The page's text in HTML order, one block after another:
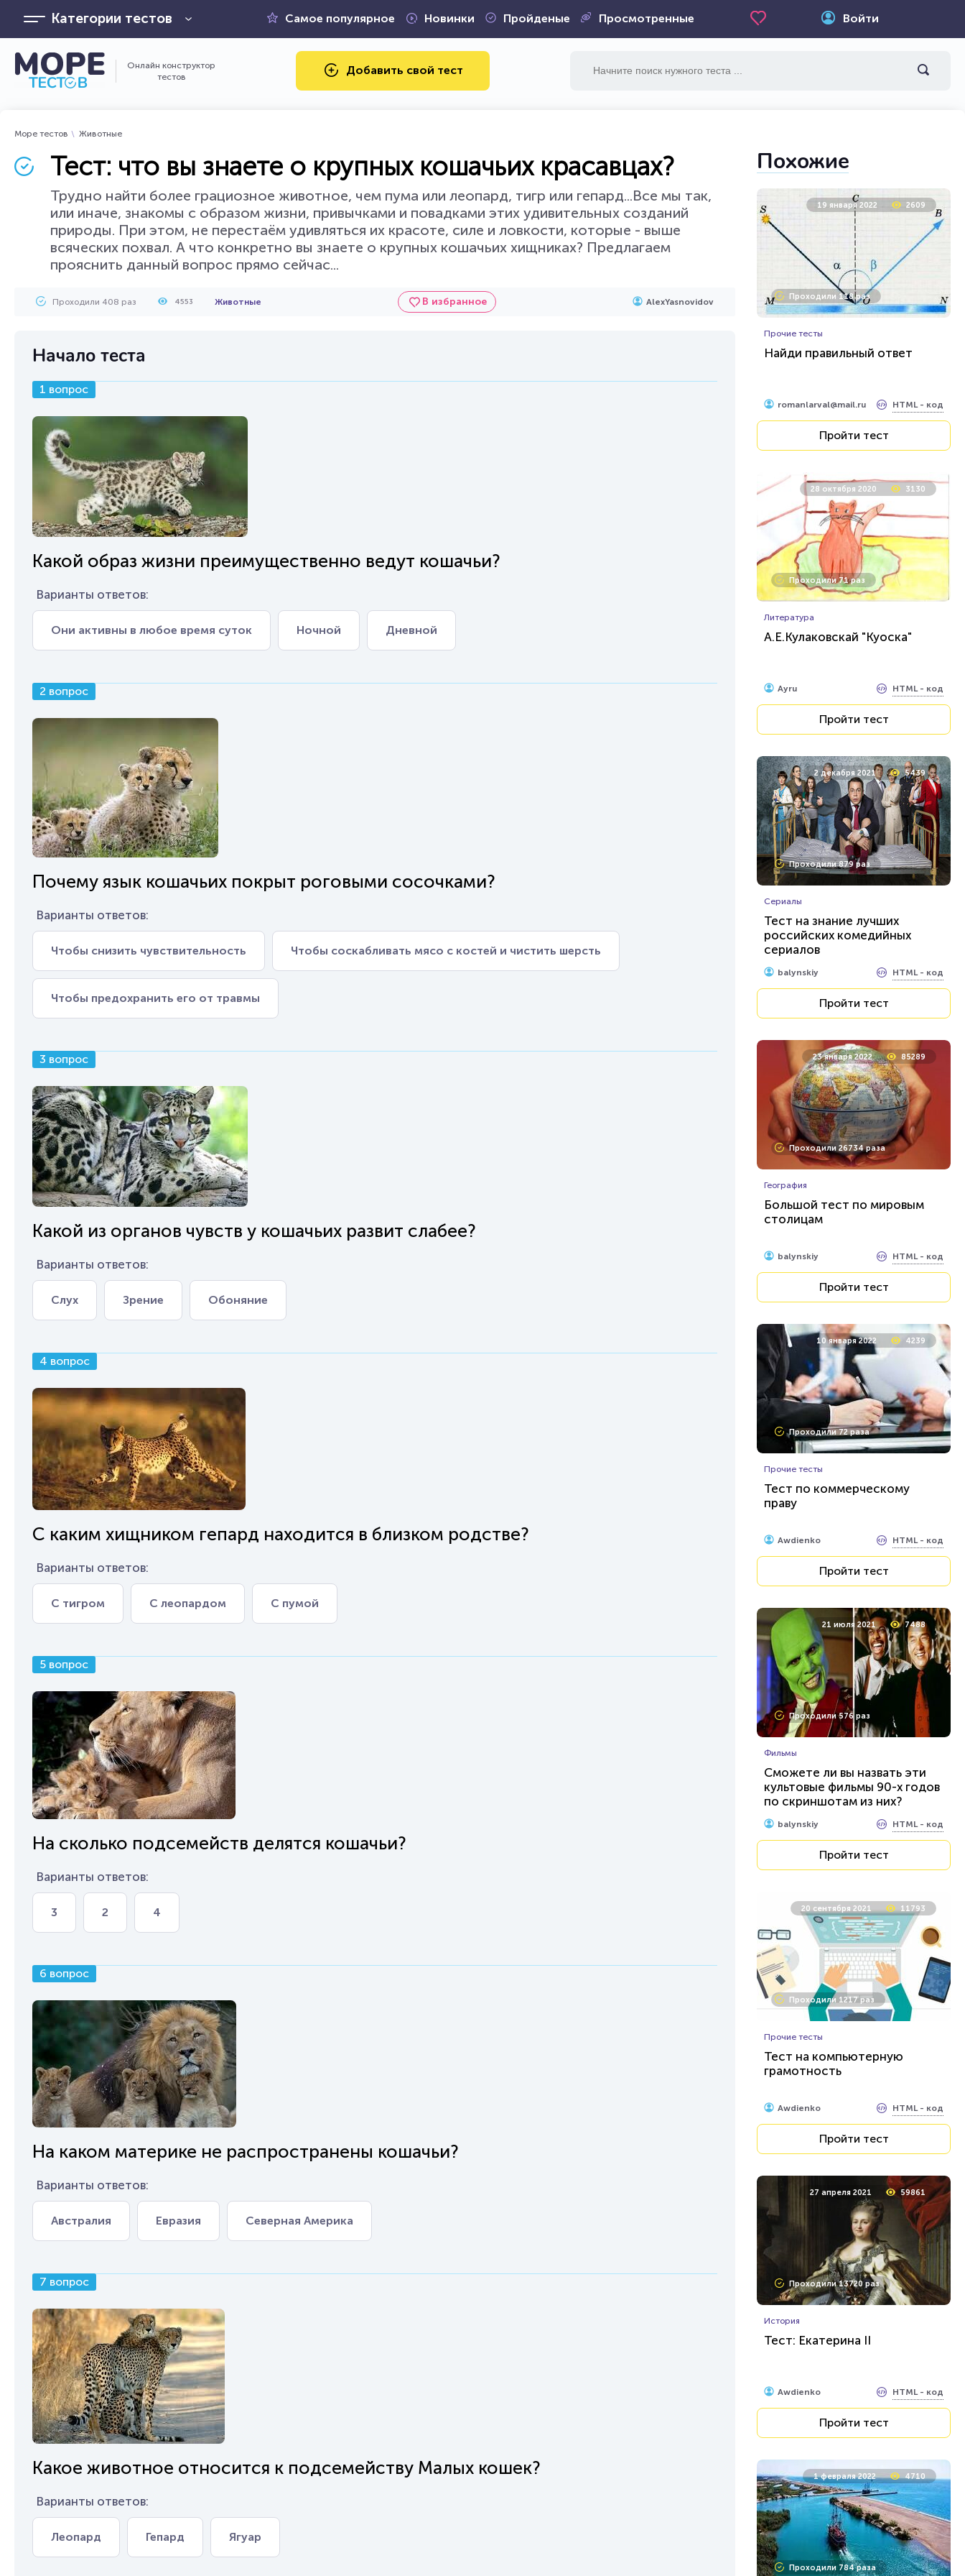
Категории тестов Самое популярное Новинки Пройденые Просмотренные Войти
Онлайн конструктор
тестов
Добавить свой тест
Море тестов Животные
Тест: что вы знаете о крупных кошачьих красавцах?
Трудно найти более грациозное животное, чем пума или леопард, тигр или гепард...Все мы так,
или иначе, знакомы с образом жизни, привычками и повадками этих удивительных созданий
природы. При этом, не перестаём удивляться их красоте, силе и ловкости, которые - выше
всяческих похвал. А что конкретно вы знаете о крупных кошачьих хищниках? Предлагаем
прояснить данный вопрос прямо сейчас...
Проходили 408 раз 4553 Животные В избранное AlexYasnovidov
Начало теста
1 вопрос
Какой образ жизни преимущественно ведут кошачьи?
Варианты ответов:
Они активны в любое время суток Ночной Дневной
2 вопрос
Почему язык кошачьих покрыт роговыми сосочками?
Варианты ответов:
Чтобы снизить чувствительность Чтобы соскабливать мясо с костей и чистить шерсть
Чтобы предохранить его от травмы
3 вопрос
Какой из органов чувств у кошачьих развит слабее?
Варианты ответов:
Слух Зрение Обоняние
4 вопрос
С каким хищником гепард находится в близком родстве?
Варианты ответов:
С тигром С леопардом С пумой
5 вопрос
На сколько подсемейств делятся кошачьи?
Варианты ответов:
3 2 4
6 вопрос
На каком материке не распространены кошачьи?
Варианты ответов:
Австралия Евразия Северная Америка
7 вопрос
Какое животное относится к подсемейству Малых кошек?
Варианты ответов:
Леопард Гепард Ягуар
Похожие
19 января 2022 2609
Проходили 118 раз
Прочие тесты
Найди правильный ответ
romanlarval@mail.ru HTML - код
Пройти тест
28 октября 2020 3130
Проходили 71 раз
Литература
А.Е.Кулаковскай "Куоска"
Ayru HTML - код
Пройти тест
2 декабря 2021 5439
Проходили 879 раз
Сериалы
Тест на знание лучших
российских комедийных
сериалов
balynskiy HTML - код
Пройти тест
23 января 2022 85289
Проходили 26734 раза
География
Большой тест по мировым
столицам
balynskiy HTML - код
Пройти тест
10 января 2022 4239
Проходили 72 раза
Прочие тесты
Тест по коммерческому
праву
Awdienko HTML - код
Пройти тест
21 июля 2021 7488
Проходили 576 раз
Фильмы
Сможете ли вы назвать эти
культовые фильмы 90-х годов
по скриншотам из них?
balynskiy HTML - код
Пройти тест
20 сентября 2021 11793
Проходили 1217 раз
Прочие тесты
Тест на компьютерную
грамотность
Awdienko HTML - код
Пройти тест
27 апреля 2021 59861
Проходили 13720 раз
История
Тест: Екатерина II
Awdienko HTML - код
Пройти тест
1 февраля 2022 4710
Проходили 784 раза